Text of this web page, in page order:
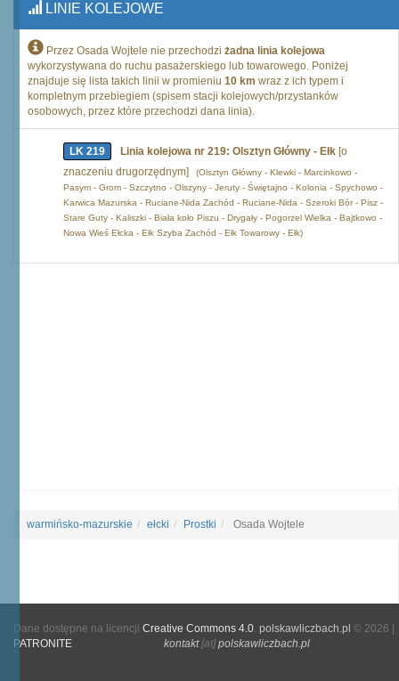
LINIE KOLEJOWE
Przez Osada Wojtele nie przechodzi żadna linia kolejowa
wykorzystywana do ruchu pasażerskiego lub towarowego. Poniżej
znajduje się lista takich linii w promieniu 10 km wraz z ich typem i
kompletnym przebiegiem (spisem stacji kolejowych/przystanków
osobowych, przez które przechodzi dana linia).
LK 219 Linia kolejowa nr 219: Olsztyn Główny - Ełk [o
znaczeniu drugorzędnym]
(Olsztyn Główny - Klewki - Marcinkowo -
Pasym - Grom - Szczytno - Olszyny - Jeruty - Świętajno - Kolonia - Spychowo -
Karwica Mazurska - Ruciane-Nida Zachód - Ruciane-Nida - Szeroki Bór - Pisz -
Stare Guty - Kaliszki - Biała koło Piszu - Drygały - Pogorzel Wielka - Bajtkowo -
Nowa Wieś Ełcka - Ełk Szyba Zachód - Ełk Towarowy - Ełk)
warmińsko-mazurskie ełcki Prostki Osada Wojtele
Dane dostępne na licencji Creative Commons 4.0. polskawliczbach.pl © 2026 |
PATRONITE
kontakt[at]polskawliczbach.pl